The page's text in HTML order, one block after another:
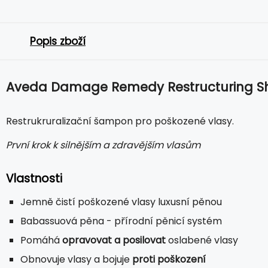
Popis zboží
Aveda Damage Remedy Restructuring
Restrukruralizační šampon pro poškozené vlasy.
První krok k silnějším a zdravějším vlasům
Vlastnosti
Jemně čistí poškozené vlasy luxusní pěnou
Babassuová pěna - přírodní pěnicí systém
Pomáháopravovat a posilovatoslabené vlasy
Obnovuje vlasy a bojuje proti poškození